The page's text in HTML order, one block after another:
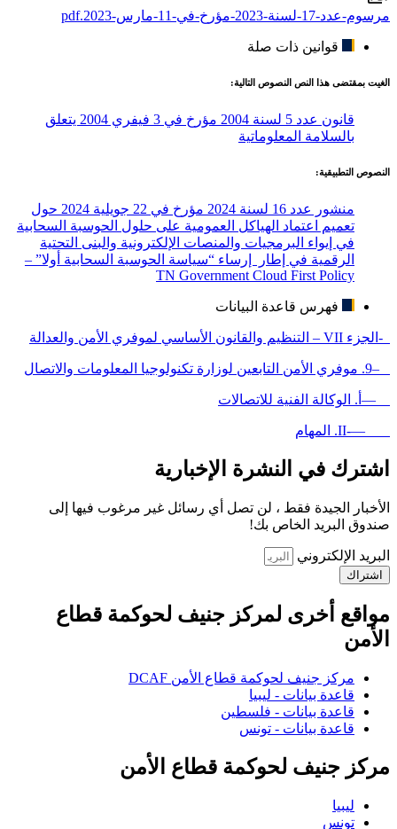
مرسوم-عدد-17-لسنة-2023-مؤرخ-في-11-مارس-2023.pdf
قوانين ذات صلة
الغيت بمقتضى هذا النص النصوص التالية:
قانون عدد 5 لسنة 2004 مؤرخ في 3 فيفري 2004 يتعلق
بالسلامة المعلوماتية
النصوص التطبيقية:
منشور عدد 16 لسنة 2024 مؤرخ في 22 جويلية 2024 حول
تعميم اعتماد الهياكل العمومية على حلول الحوسبة السحابية
في إيواء البرمجيات والمنصات الإلكترونية والبنى التحتية
الرقمية في إطار إرساء “سياسة الحوسبة السحابية أولا” –
TN Government Cloud First Policy
فهرس قاعدة البيانات
-الجزء VII – التنظيم والقانون الأساسي لموفري الأمن والعدالة
–9. موفري الأمن التابعين لوزارة تكنولوجيا المعلومات والاتصال
—أ. الوكالة الفنية للاتصالات
—-II. المهام
اشترك في النشرة الإخبارية
الأخبار الجيدة فقط ، لن تصل أي رسائل غير مرغوب فيها إلى
صندوق البريد الخاص بك!
البريد الإلكتروني
اشتراك
مواقع أخرى لمركز جنيف لحوكمة قطاع
الأمن
مركز جنيف لحوكمة قطاع الأمن DCAF
قاعدة بيانات - ليبيا
قاعدة بيانات - فلسطين
قاعدة بيانات - تونس
مركز جنيف لحوكمة قطاع الأمن
ليبيا
تونس